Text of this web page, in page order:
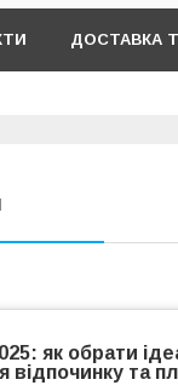
ДОСТАВКА
як обрати
відпочинку та